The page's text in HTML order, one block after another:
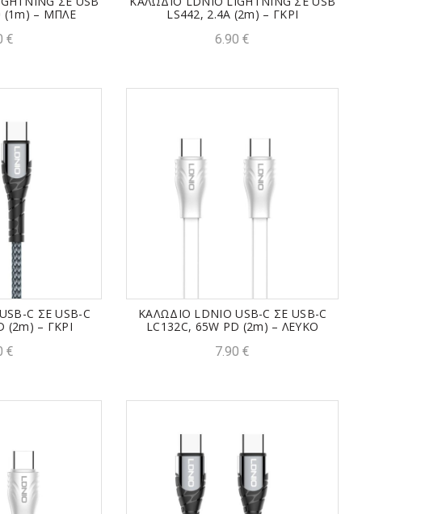
(1m) – ΜΠΛΕ
€
LS442, 2.4A (2m) – ΓΚΡΙ
6.90€
C ΣΕ USB-C
(2m) – ΓΚΡΙ
€
ΚΑΛΩΔΙΟ LDNIO USB-C ΣΕ USB-C
LC132C, 65W PD (2m) – ΛΕΥΚΟ
7.90€